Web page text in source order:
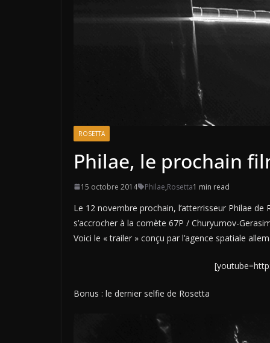
ROSETTA
Philae, le prochain
15 octobre 2014 Philae,Rosetta1 min read
Le 12 novembre prochain, l’atterrisseur Philae
s’accrocher à la comète 67P / Churyumov-
Voici le « trailer » conçu par l’agence spatiale
Bonus : le dernier selfie de Rosetta